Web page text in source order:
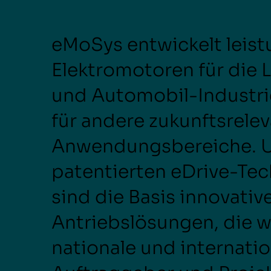
Eine Woche voller
und neuer Perspektiven ✈️
🚀
eMoSys entwickelt
Elektromotoren für die
und Automobil-
für andere
Anwendungsbereiche.
patentierten eDrive-
sind die Basis
Antriebslösungen, die
nationale und